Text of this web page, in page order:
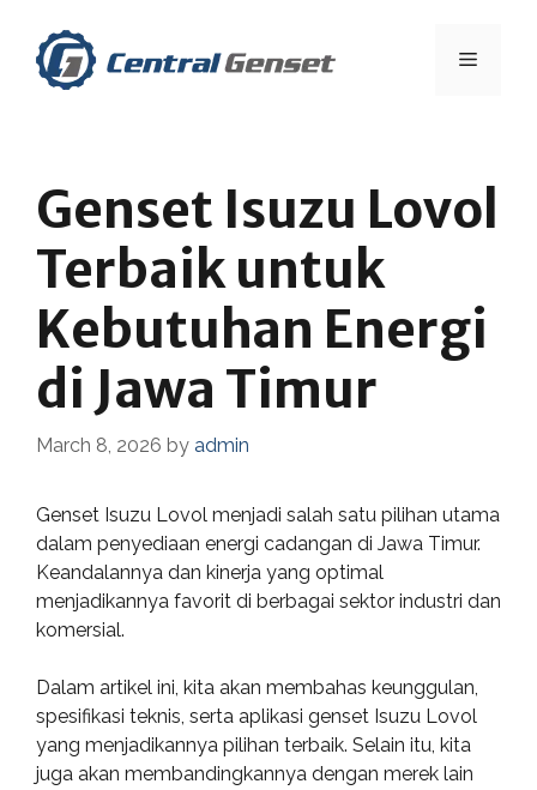
content
Menu
Genset Isuzu Lovol
Terbaik untuk
Kebutuhan Energi
di Jawa Timur
March 8, 2026 by admin
Genset Isuzu Lovol menjadi salah satu pilihan utama
dalam penyediaan energi cadangan di Jawa Timur.
Keandalannya dan kinerja yang optimal
menjadikannya favorit di berbagai sektor industri dan
komersial.
Dalam artikel ini, kita akan membahas keunggulan,
spesifikasi teknis, serta aplikasi genset Isuzu Lovol
yang menjadikannya pilihan terbaik. Selain itu, kita
juga akan membandingkannya dengan merek lain